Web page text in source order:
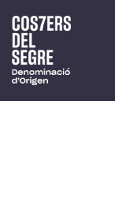
main
content